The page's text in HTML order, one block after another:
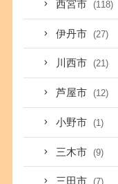
西宮市 (118)
伊丹市 (27)
川西市 (21)
芦屋市 (12)
小野市 (1)
三木市 (9)
三田市 (7)